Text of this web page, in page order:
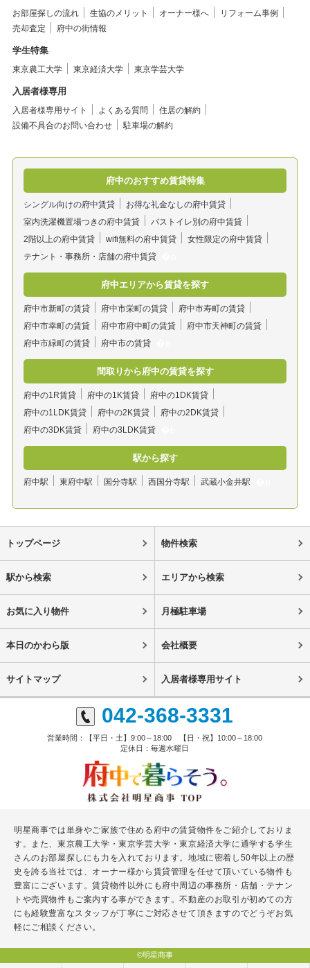
お部屋探しの流れ 生協のメリット オーナー様へ
リフォーム事例
売却査定
府中の街情報
学生特集
東京農工大学 東京経済大学 東京学芸大学
入居者様専用
入居者様専用サイト よくある質問
住居の解約
設備不具合のお問い合わせ
駐車場の解約
府中のおすすめ賃貸特集
シングル向けの府中賃貸
お得な礼金なしの府中賃貸
室内洗濯機置場つきの府中賃貸
バストイレ別の府中賃貸
2階以上の府中賃貸
wifi無料の府中賃貸
女性限定の府中賃貸
テナント・事務所・店舗の府中賃貸
府中エリアから賃貸を探す
府中市新町の賃貸 府中市栄町の賃貸
府中市寿町の賃貸
府中市幸町の賃貸
府中市府中町の賃貸
府中市天神町の賃貸
府中市緑町の賃貸
府中市の賃貸
間取りから府中の賃貸を探す
府中の1R賃貸 府中の1K賃貸
府中の1DK賃貸
府中の1LDK賃貸
府中の2K賃貸
府中の2DK賃貸
府中の3DK賃貸
府中の3LDK賃貸
駅から探す
府中駅 東府中駅 国分寺駅 西国分寺駅 武蔵小金井駅
トップページ 物件検索
駅から検索 エリアから検索
お気に入り物件 月極駐車場
本日のかわら版 会社概要
サイトマップ 入居者様専用サイト
042-368-3331
営業時間：【平日・土】9:00～18:00 【日・祝】10:00～18:00
定休日：毎週水曜日
明星商事では単身やご家族で住める府中の賃貸物件をご紹介しておりま
す。また、東京農工大学・東京学芸大学・東京経済大学に通学する学生
さんのお部屋探しにも力を入れております。地域に密着し50年以上の歴
史を誇る当社では、オーナー様から賃貸管理を任せて頂いている物件も
豊富にございます。賃貸物件以外にも府中周辺の事務所・店舗・テナン
トや売買物件もご案内する事ができます。不動産のお取引が初めての方
にも経験豊富なスタッフが丁寧にご対応させて頂きますのでどうぞお気
軽にご相談ください。
©明星商事